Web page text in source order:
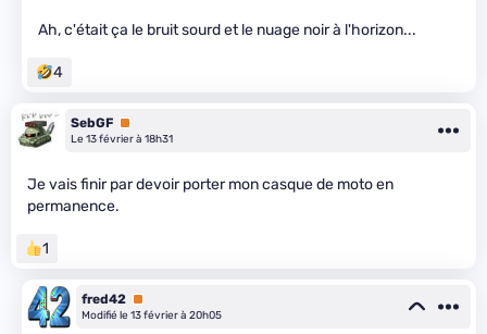
Ah, c'était ça le bruit sourd et le nuage noir à l'horizon...
4
SebGF Premium
Le 13 février à 18h31
Je vais finir par devoir porter mon casque de moto en
permanence.
1
fred42 Premium
Modifié le 13 février à 20h05